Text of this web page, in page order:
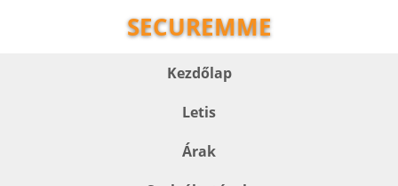
SECUREMME
Kezdőlap
Letis
Árak